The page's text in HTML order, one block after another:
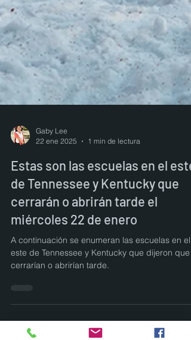
Gaby Lee
22 ene 2025
1 min de lectura
Estas son las escuelas en el este
de Tennessee y Kentucky que
cerrarán o abrirán tarde el
A continuación se enumeran las escuelas en el
cerrarían o abrirían tarde.